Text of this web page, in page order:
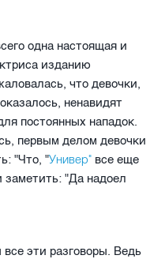
одна настоящая и
изданию
что девочки,
ненавидят
постоянных нападок.
первым делом девочки
"Что, "Универ" все еще
заметить: "Да надоел
эти разговоры. Ведь